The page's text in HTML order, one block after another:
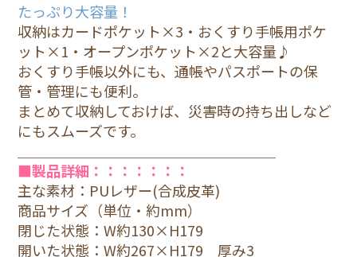
たっぷり大容量！
収納はカードポケット×3・おくすり手帳用ポケ
ット×1・オープンポケット×2と大容量♪
おくすり手帳以外にも、通帳やパスポートの保
管・管理にも便利。
まとめて収納しておけば、災害時の持ち出しなど
にもスムーズです。
■製品詳細：：：：：：：
主な素材：PUレザー(合成皮革)
商品サイズ（単位・約mm）
閉じた状態：W約130×H179
開いた状態：W約267×H179 厚み3